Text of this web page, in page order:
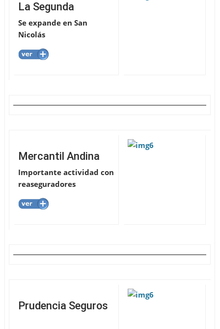
La Segunda
Se expande en San
Nicolás
Mercantil Andina
Importante actividad con
reaseguradores
Prudencia Seguros